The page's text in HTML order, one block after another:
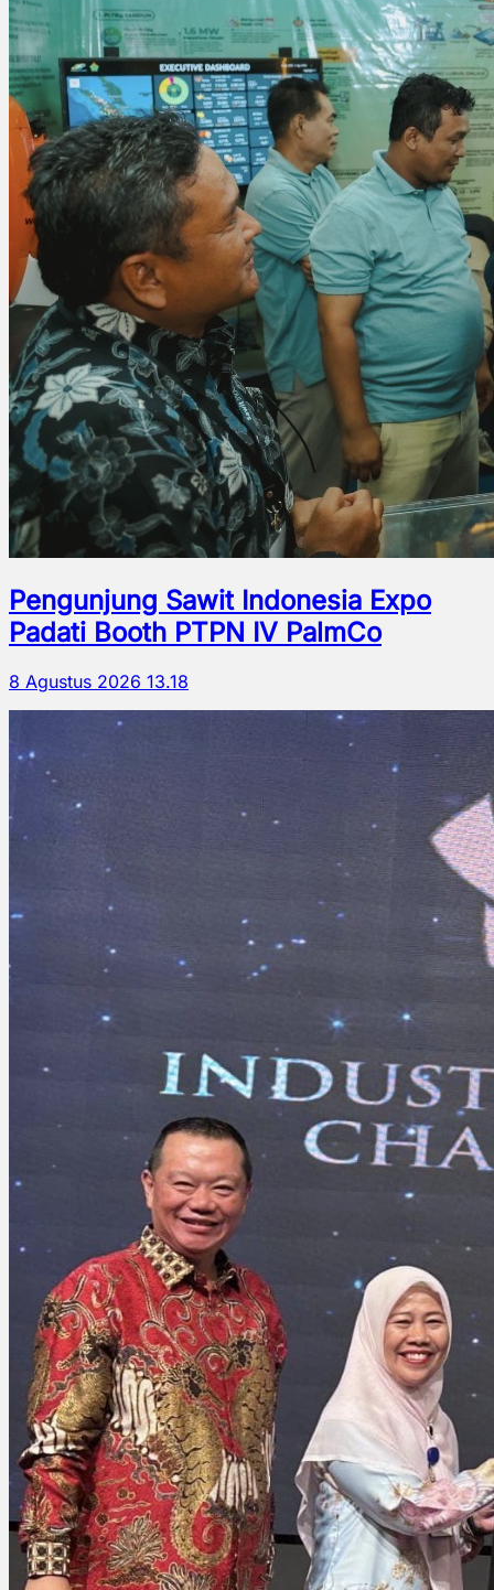
Pengunjung Sawit Indonesia Expo
Padati Booth PTPN IV PalmCo
8 Agustus 2026 13.18